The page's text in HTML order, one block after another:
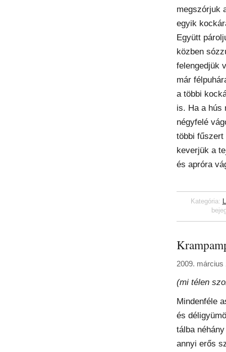
megszórjuk
egyik
Együtt
közben
felengedjük
már
a többi
is. Ha a hús
négyfelé
többi
keverjük a
és apróra
Kategória:
2009. március
(mi télen
Mindenféle
és
tálba
annyi erős